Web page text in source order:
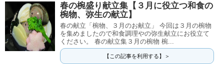
春の椀盛り献立集【３月に役立つ和食の
椀物、弥生の献立】
春の献立「椀物、３月のお献立」 今回は３月の椀物
を集めましたので和食調理やの弥生献立にお役立て
ください。 春の献立集３月の椀物 椀...
【この記事を利用する】＞